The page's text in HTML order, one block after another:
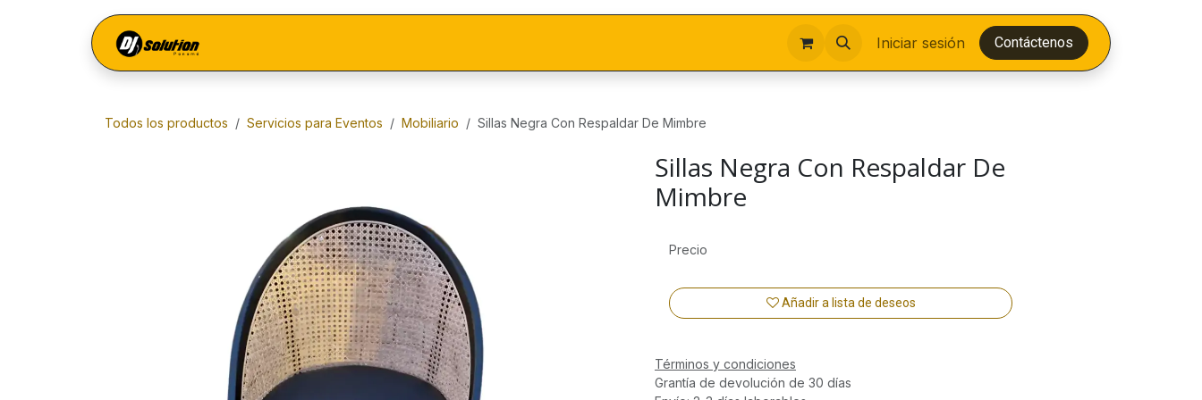
Iniciar sesión Contáctenos
Todos los productos Servicios para Eventos Mobiliario Sillas Negra Con Respaldar De Mimbre
Sillas Negra Con Respaldar De
Mimbre
Añadir a lista de deseos
Precio
Términos y condiciones
Grantía de devolución de 30 días